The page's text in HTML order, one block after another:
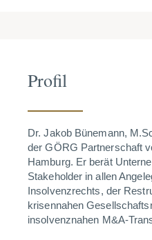
Profil
Dr. Jakob Bünemann,
der GÖRG Partnerschaft
Hamburg. Er berät
Stakeholder in allen
Insolvenzrechts, der
krisennahen
insolvenznahen M&A-